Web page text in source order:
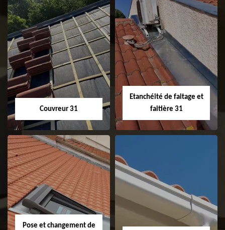
Couvreur 31
Couvreur 31
Etanchéité de faitage et
faitière 31
Etanchéité de
faitage et faitière
31
Pose et changement de